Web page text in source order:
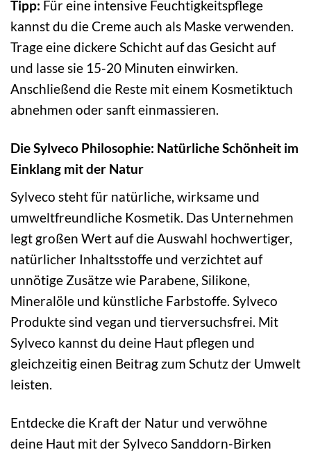
Tipp: Für eine intensive Feuchtigkeitspflege
kannst du die Creme auch als Maske verwenden.
Trage eine dickere Schicht auf das Gesicht auf
und lasse sie 15-20 Minuten einwirken.
Anschließend die Reste mit einem Kosmetiktuch
abnehmen oder sanft einmassieren.
Die Sylveco Philosophie: Natürliche Schönheit im
Einklang mit der Natur
Sylveco steht für natürliche, wirksame und
umweltfreundliche Kosmetik. Das Unternehmen
legt großen Wert auf die Auswahl hochwertiger,
natürlicher Inhaltsstoffe und verzichtet auf
unnötige Zusätze wie Parabene, Silikone,
Mineralöle und künstliche Farbstoffe. Sylveco
Produkte sind vegan und tierversuchsfrei. Mit
Sylveco kannst du deine Haut pflegen und
gleichzeitig einen Beitrag zum Schutz der Umwelt
leisten.
Entdecke die Kraft der Natur und verwöhne
deine Haut mit der Sylveco Sanddorn-Birken